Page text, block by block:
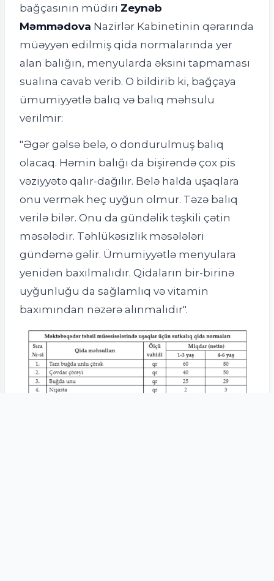
bağçasının müdiri Zeynəb
Məmmədova Nazirlər Kabinetinin qərarında
müəyyən edilmiş qida normalarında yer
alan balığın, menyularda əksini tapmaması
sualına cavab verib. O bildirib ki, bağçaya
ümumiyyətlə balıq və balıq məhsulu
verilmir:
"Əgər gəlsə belə, o dondurulmuş balıq
olacaq. Həmin balığı da bişirəndə çox pis
vəziyyətə qalır-dağılır. Belə halda uşaqlara
onu vermək heç uyğun olmur. Təzə balıq
verilə bilər. Onu da gündəlik təşkili çətin
məsələdir. Təhlükəsizlik məsələləri
gündəmə gəlir. Ümumiyyətlə menyulara
yenidən baxılmalıdır. Qidaların bir-birinə
uyğunluğu da sağlamlıq və vitamin
baxımından nəzərə alınmalıdır".